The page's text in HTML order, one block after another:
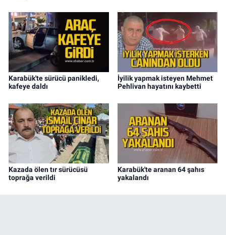
Karabük'te sürücü panikledi,
kafeye daldı
İyilik yapmak isteyen Mehmet
Pehlivan hayatını kaybetti
Kazada ölen tır sürücüsü
toprağa verildi
Karabük'te aranan 64 şahıs
yakalandı